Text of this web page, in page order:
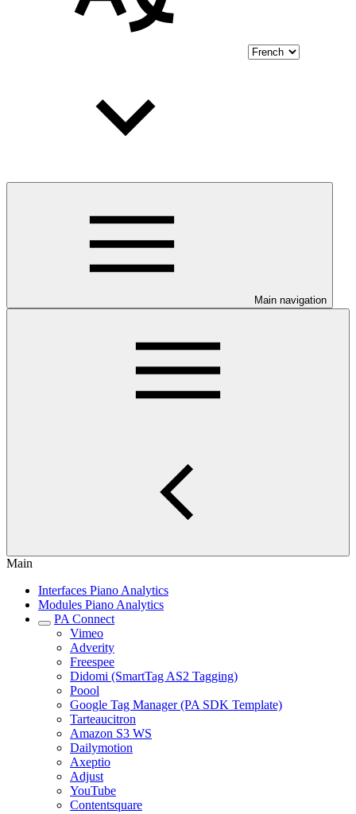
Main navigation
Main
Interfaces Piano Analytics
Modules Piano Analytics
PA Connect
Vimeo
Adverity
Freespee
Didomi (SmartTag AS2 Tagging)
Poool
Google Tag Manager (PA SDK Template)
Tarteaucitron
Amazon S3 WS
Dailymotion
Axeptio
Adjust
YouTube
Contentsquare